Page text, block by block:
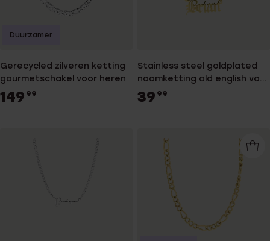
Gerecycled zilveren ketting
gourmetschakel voor heren
149 99
Duurzamer
Stainless steel goldplated
naamketting old english voor
heren
39 99